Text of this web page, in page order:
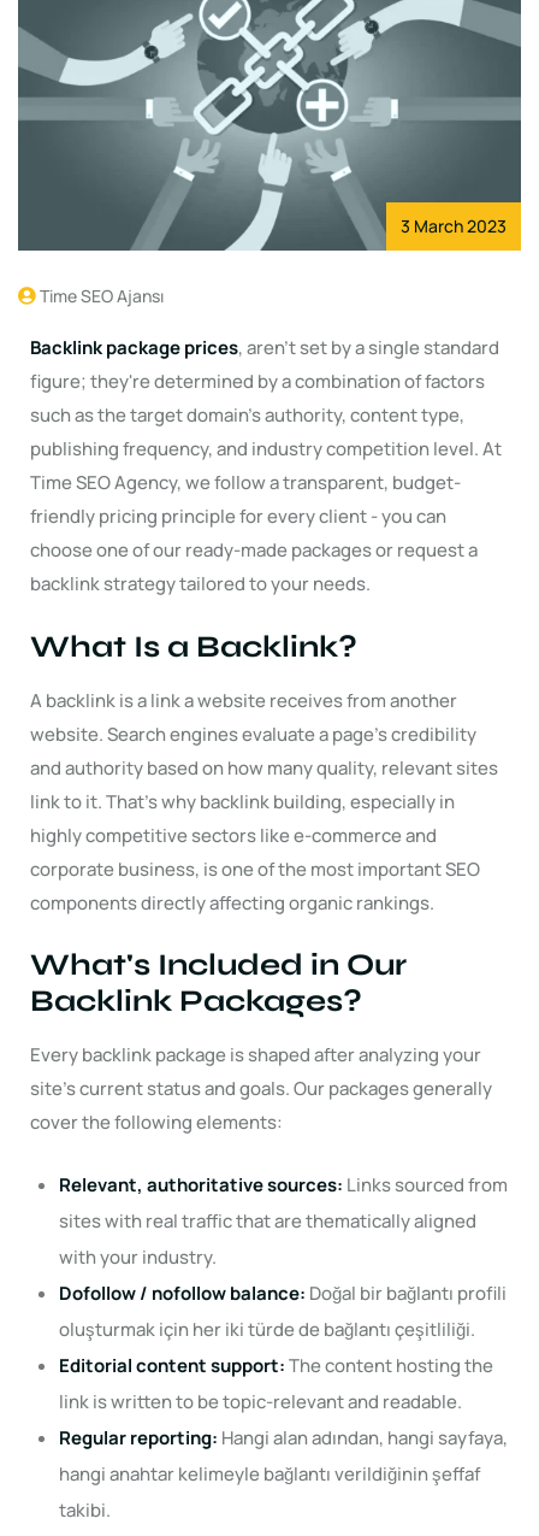
3 March 2023
Time SEO Ajansı
Backlink package prices, aren't set by a single standard
figure; they're determined by a combination of factors
such as the target domain's authority, content type,
publishing frequency, and industry competition level. At
Time SEO Agency, we follow a transparent, budget-
friendly pricing principle for every client - you can
choose one of our ready-made packages or request a
backlink strategy tailored to your needs.
What Is a Backlink?
A backlink is a link a website receives from another
website. Search engines evaluate a page's credibility
and authority based on how many quality, relevant sites
link to it. That's why backlink building, especially in
highly competitive sectors like e-commerce and
corporate business, is one of the most important SEO
components directly affecting organic rankings.
What's Included in Our
Backlink Packages?
Every backlink package is shaped after analyzing your
site's current status and goals. Our packages generally
cover the following elements:
Relevant, authoritative sources: Links sourced from
sites with real traffic that are thematically aligned
with your industry.
Dofollow / nofollow balance: Doğal bir bağlantı profili
oluşturmak için her iki türde de bağlantı çeşitliliği.
Editorial content support:The content hosting the
link is written to be topic-relevant and readable.
Regular reporting: Hangi alan adından, hangi sayfaya,
hangi anahtar kelimeyle bağlantı verildiğinin şeffaf
takibi.